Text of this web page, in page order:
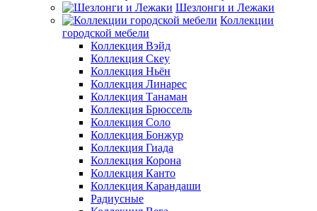
Шезлонги и Лежаки
Коллекции
городской мебели
Коллекция Вэйд
Коллекция Скеу
Коллекция Ньён
Коллекция Линарес
Коллекция Танаман
Коллекция Брюссель
Коллекция Соло
Коллекция Бонжур
Коллекция Гиада
Коллекция Корона
Коллекция Канто
Коллекция Карандаши
Радиусные